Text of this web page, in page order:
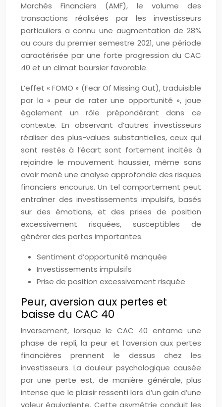
Marchés Financiers (AMF), le volume des
transactions réalisées par les investisseurs
particuliers a connu une augmentation de 28%
au cours du premier semestre 2021, une période
caractérisée par une forte progression du CAC
40 et un climat boursier favorable.
L’effet « FOMO » (Fear Of Missing Out), traduisible
par la « peur de rater une opportunité », joue
également un rôle prépondérant dans ce
contexte. En observant d’autres investisseurs
réaliser des plus-values substantielles, ceux qui
sont restés à l’écart sont fortement incités à
rejoindre le mouvement haussier, même sans
avoir mené une analyse approfondie des risques
financiers encourus. Un tel comportement peut
entraîner des investissements impulsifs, basés
sur des émotions, et des prises de position
excessivement risquées, susceptibles de
générer des pertes importantes.
Sentiment d’opportunité manquée
Investissements impulsifs
Prise de position excessivement risquée
Peur, aversion aux pertes et
baisse du CAC 40
Inversement, lorsque le CAC 40 entame une
phase de repli, la peur et l’aversion aux pertes
financières prennent le dessus chez les
investisseurs. La douleur psychologique causée
par une perte est, de manière générale, plus
intense que le plaisir ressenti lors d’un gain d’une
valeur équivalente. Cette asymétrie conduit les